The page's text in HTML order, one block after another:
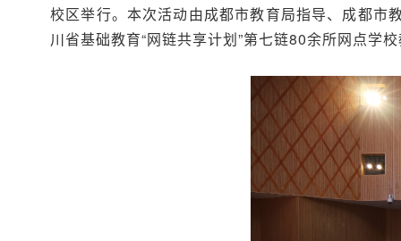
校区举行。本次活动由成都市教育局指导、成都市
川省基础教育“网链共享计划”第七链80余所网点学